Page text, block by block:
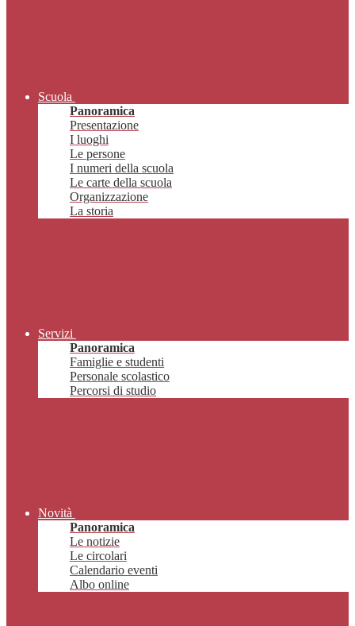
Scuola
Panoramica
Presentazione
I luoghi
Le persone
I numeri della scuola
Le carte della scuola
Organizzazione
La storia
Servizi
Panoramica
Famiglie e studenti
Personale scolastico
Percorsi di studio
Novità
Panoramica
Le notizie
Le circolari
Calendario eventi
Albo online